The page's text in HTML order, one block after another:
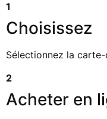
1
Choisissez
Sélectionnez la
2
Acheter en